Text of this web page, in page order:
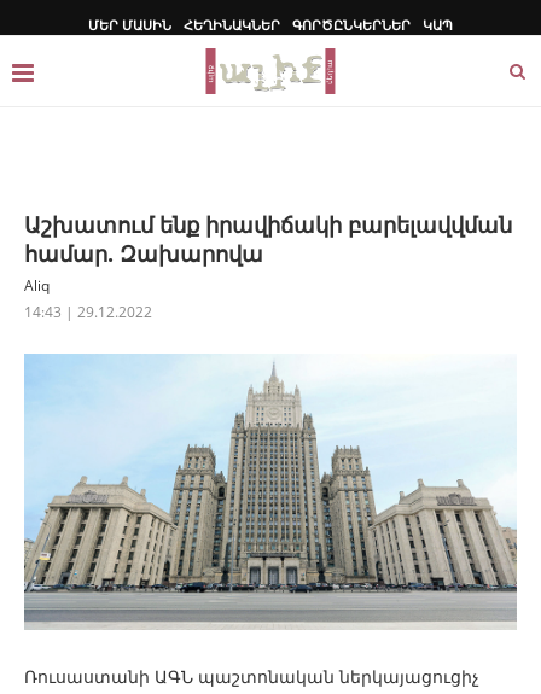
ՄԵՐ ՄԱՍԻՆ ՀԵՂԻՆԱԿՆԵՐ ԳՈՐԾԸՆԿԵՐՆԵՐ ԿԱՊ
Աշխատում ենք իրավիճակի բարելավվման
համար. Զախարովա
Aliq
14:43 | 29.12.2022
Ռուսաստանի ԱԳՆ պաշտոնական ներկայացուցիչ